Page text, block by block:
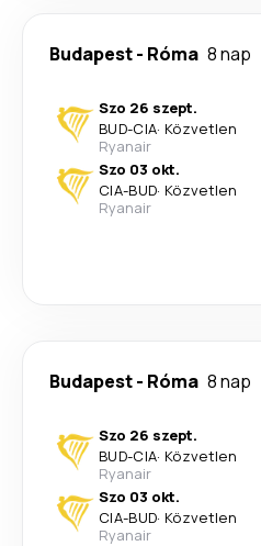
Budapest- Róma 8 nap
Szo 26 szept.
BUD-CIA· Közvetlen
Ryanair
Szo 03 okt.
CIA-BUD· Közvetlen
Ryanair
Budapest- Róma 8 nap
Szo 26 szept.
BUD-CIA· Közvetlen
Ryanair
Szo 03 okt.
CIA-BUD· Közvetlen
Ryanair